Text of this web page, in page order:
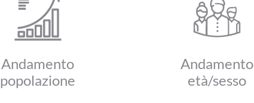
Andamento
popolazione
Andamento
età/sesso